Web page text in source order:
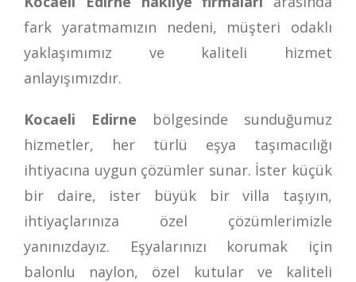
fark yaratmamızın nedeni, müşteri odaklı
yaklaşımımız ve kaliteli hizmet
anlayışımızdır.
Kocaeli Edirne bölgesinde sunduğumuz
hizmetler, her türlü eşya taşımacılığı
ihtiyacına uygun çözümler sunar. İster küçük
bir daire, ister büyük bir villa taşıyın,
ihtiyaçlarınıza özel çözümlerimizle
yanınızdayız. Eşyalarınızı korumak için
balonlu naylon, özel kutular ve kaliteli